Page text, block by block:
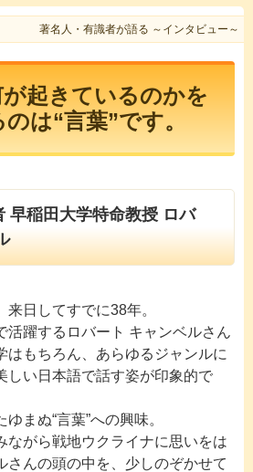
著名人・有識者が語る ～インタビュー～
起きているのかを
は“言葉”です。
早稲田大学特命教授 ロバ
来日してすでに38年。
活躍するロバート キャンベルさん
はもちろん、あらゆるジャンルに
しい日本語で話す姿が印象的で
まぬ“言葉”への興味。
ながら戦地ウクライナに思いをは
さんの頭の中を、少しのぞかせて